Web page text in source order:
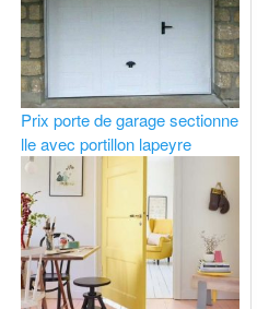
Prix porte de garage sectionne
lle avec portillon lapeyre